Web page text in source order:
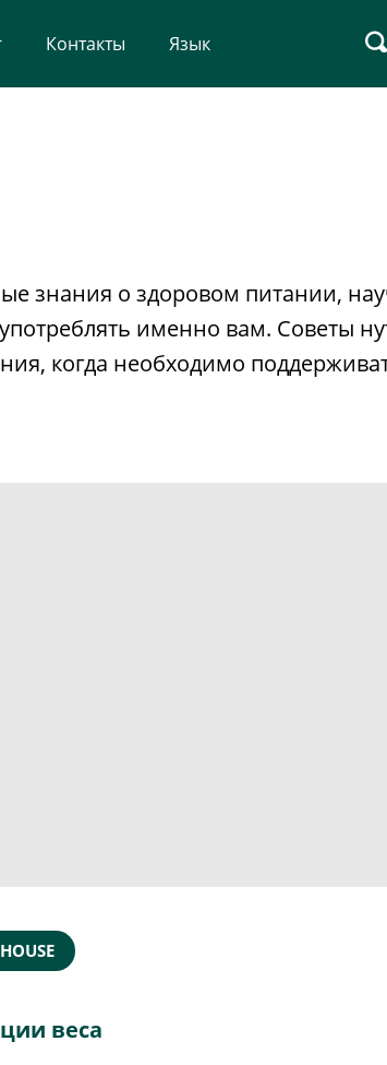
Контакты Язык
знания о здоровом питании,
именно вам. Советы
когда необходимо
веса